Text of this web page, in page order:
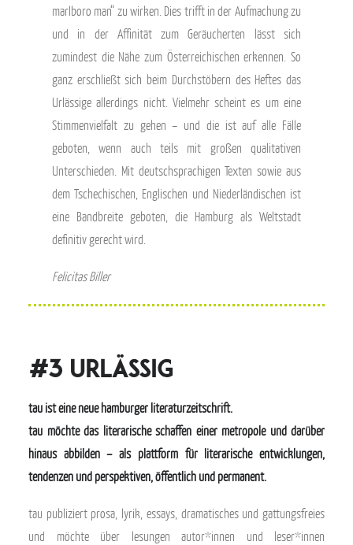
marlboro man“ zu wirken. Dies trifft in der Aufmachung zu
und in der Affinität zum Geräucherten lässt sich
zumindest die Nähe zum Österreichischen erkennen. So
ganz erschließt sich beim Durchstöbern des Heftes das
Urlässige allerdings nicht. Vielmehr scheint es um eine
Stimmenvielfalt zu gehen – und die ist auf alle Fälle
geboten, wenn auch teils mit großen qualitativen
Unterschieden. Mit deutschsprachigen Texten sowie aus
dem Tschechischen, Englischen und Niederländischen ist
eine Bandbreite geboten, die Hamburg als Weltstadt
definitiv gerecht wird.
Felicitas Biller
#3 urlässig
tau ist eine neue hamburger literaturzeitschrift.
tau möchte das literarische schaffen einer metropole und darüber
hinaus abbilden – als plattform für literarische entwicklungen,
tendenzen und perspektiven, öffentlich und permanent.
tau publiziert prosa, lyrik, essays, dramatisches und gattungsfreies
und möchte über lesungen autor*innen und leser*innen